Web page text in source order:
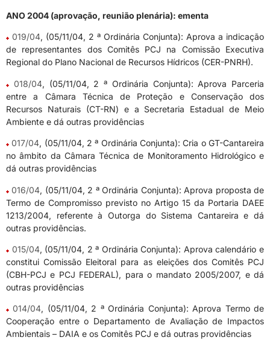
ANO 2004 (aprovação, reunião plenária): ementa
019/04, (05/11/04, 2 ª Ordinária Conjunta): Aprova a indicação
de representantes dos Comitês PCJ na Comissão Executiva
Regional do Plano Nacional de Recursos Hídricos (CER-PNRH).
018/04, (05/11/04, 2 ª Ordinária Conjunta): Aprova Parceria
entre a Câmara Técnica de Proteção e Conservação dos
Recursos Naturais (CT-RN) e a Secretaria Estadual de Meio
Ambiente e dá outras providências
017/04, (05/11/04, 2 ª Ordinária Conjunta): Cria o GT-Cantareira
no âmbito da Câmara Técnica de Monitoramento Hidrológico e
dá outras providências
016/04, (05/11/04, 2 ª Ordinária Conjunta): Aprova proposta de
Termo de Compromisso previsto no Artigo 15 da Portaria DAEE
1213/2004, referente à Outorga do Sistema Cantareira e dá
outras providências.
015/04, (05/11/04, 2 ª Ordinária Conjunta): Aprova calendário e
constitui Comissão Eleitoral para as eleições dos Comitês PCJ
(CBH-PCJ e PCJ FEDERAL), para o mandato 2005/2007, e dá
outras providências
014/04, (05/11/04, 2 ª Ordinária Conjunta): Aprova Termo de
Cooperação entre o Departamento de Avaliação de Impactos
Ambientais – DAIA e os Comitês PCJ e dá outras providências